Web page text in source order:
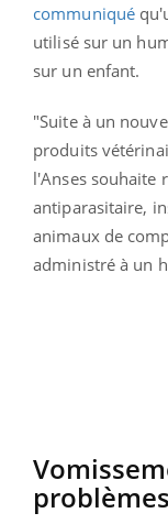
communiqué
utilisé sur un
sur un enfant.
"Suite à un
produits
l'Anses souhaite
antiparasitaire,
animaux de
administré à un